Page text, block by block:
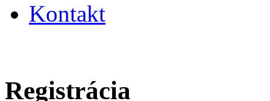
Kontakt
Registrácia